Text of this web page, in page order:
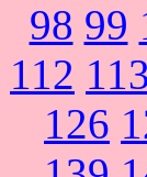
98 99
112 113
126